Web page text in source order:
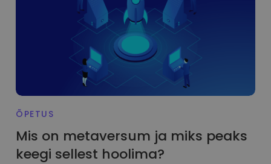
ÕPETUS
Mis on metaversum ja miks peaks
keegi sellest hoolima?